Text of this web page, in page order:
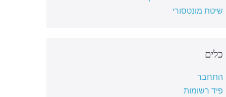
שיטת מונטסורי
כלים
התחבר
פיד רשומות